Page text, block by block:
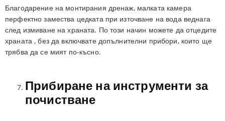
Благодарение на монтирания дренаж, малката камера
перфектно замества цедката при източване на вода веднага
след измиване на храната. По този начин можете да отцедите
храната , без да включвате допълнителни прибори, които ще
трябва да се мият по-късно.
Прибиране на инструменти за
почистване